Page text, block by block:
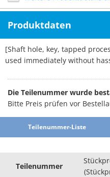
Produktdaten
[Shaft hole, key, tapped
used immediately without
Die Teilenummer wurde
Bitte Preis prüfen vor
Teilenummer-Liste
Teilenummer